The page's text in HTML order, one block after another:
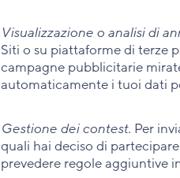
Visualizzazione o analisi di
Siti o su piattaforme di terze
campagne pubblicitarie
automaticamente i tuoi dati
Gestione dei contest. Per
quali hai deciso di
prevedere regole aggiuntive